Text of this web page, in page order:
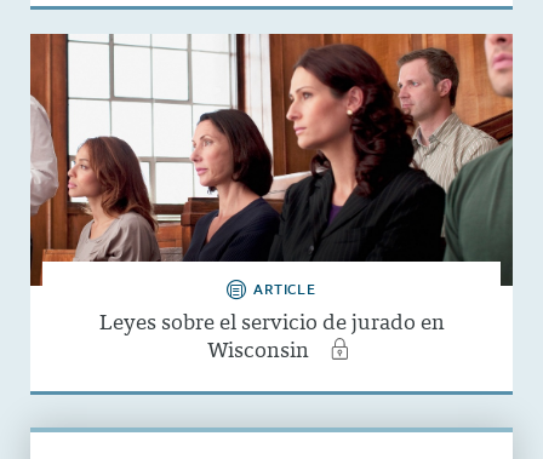
ARTICLE
Leyes sobre el servicio de jurado en
Wisconsin